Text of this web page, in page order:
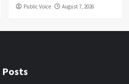
Public Voice August 7, 2026
Posts